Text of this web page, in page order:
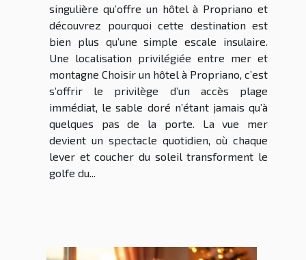
singulière qu’offre un hôtel à Propriano et
découvrez pourquoi cette destination est
bien plus qu’une simple escale insulaire.
Une localisation privilégiée entre mer et
montagne Choisir un hôtel à Propriano, c’est
s’offrir le privilège d’un accès plage
immédiat, le sable doré n’étant jamais qu’à
quelques pas de la porte. La vue mer
devient un spectacle quotidien, où chaque
lever et coucher du soleil transforment le
golfe du...